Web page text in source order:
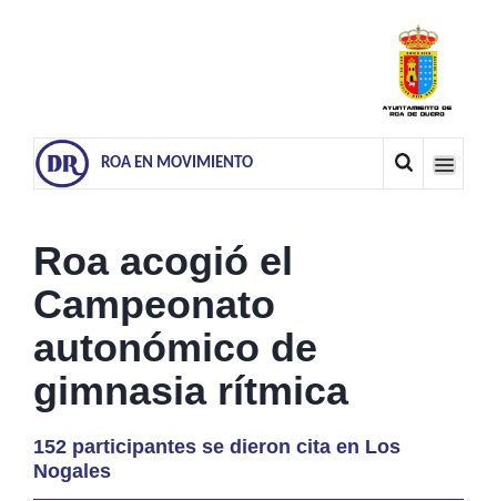
ROA EN MOVIMIENTO
Roa acogió el
Campeonato
autonómico de
gimnasia rítmica
152 participantes se dieron cita en Los
Nogales